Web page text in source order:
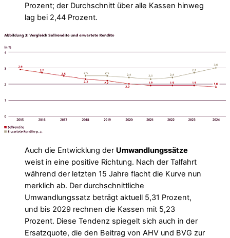
Prozent; der Durchschnitt über alle Kassen hinweg
lag bei 2,44 Prozent.
Auch die Entwicklung der Umwandlungssätze
weist in eine positive Richtung. Nach der Talfahrt
während der letzten 15 Jahre flacht die Kurve nun
merklich ab. Der durchschnittliche
Umwandlungssatz beträgt aktuell 5,31 Prozent,
und bis 2029 rechnen die Kassen mit 5,23
Prozent. Diese Tendenz spiegelt sich auch in der
Ersatzquote, die den Beitrag von AHV und BVG zur